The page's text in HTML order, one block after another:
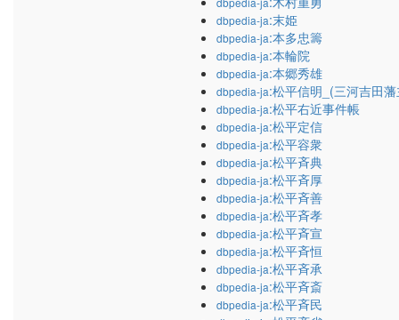
dbpedia-ja:末姫
dbpedia-ja:本多忠籌
dbpedia-ja:本輪院
dbpedia-ja:本郷秀雄
dbpedia-ja:松平信明_(三河吉田
dbpedia-ja:松平右近事件帳
dbpedia-ja:松平定信
dbpedia-ja:松平容衆
dbpedia-ja:松平斉典
dbpedia-ja:松平斉厚
dbpedia-ja:松平斉善
dbpedia-ja:松平斉孝
dbpedia-ja:松平斉宣
dbpedia-ja:松平斉恒
dbpedia-ja:松平斉承
dbpedia-ja:松平斉斎
dbpedia-ja:松平斉民